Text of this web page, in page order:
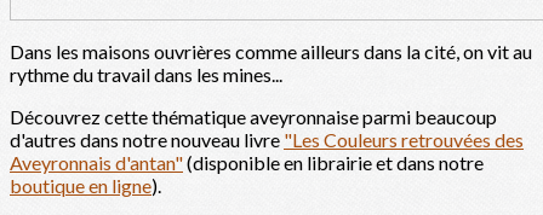
Dans les maisons ouvrières comme ailleurs dans la cité, on vit au
rythme du travail dans les mines...
Découvrez cette thématique aveyronnaise parmi beaucoup
d'autres dans notre nouveau livre "Les Couleurs retrouvées des
Aveyronnais d'antan"(disponible en librairie et dans notre
boutique en ligne).